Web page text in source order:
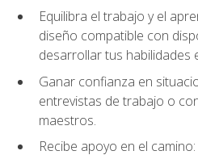
Equilibra el trabajo y el
diseño compatible con
desarrollar tus
Ganar confianza en
entrevistas de trabajo o
maestros.
Recibe apoyo en el